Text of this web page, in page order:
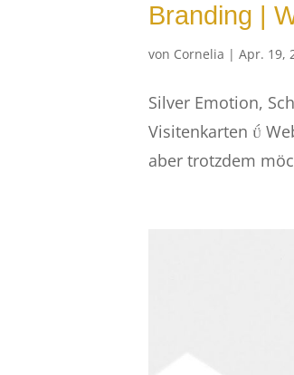
Branding |
von Cornelia | Apr. 19,
Silver Emotion,
Visitenkarten 
aber trotzdem